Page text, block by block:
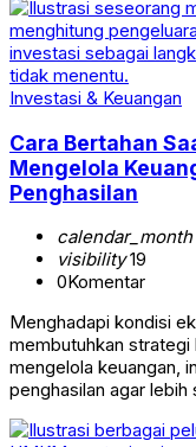
Investasi & Keuangan
Cara Bertahan
Mengelola
Penghasilan
calendar_month
visibility19
0Komentar
Menghadapi kondisi
membutuhkan strategi
mengelola keuangan,
penghasilan agar